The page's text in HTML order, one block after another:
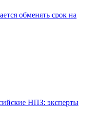
обменять срок на
НПЗ: эксперты